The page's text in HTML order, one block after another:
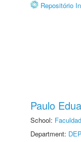
Repositório
Paulo
School:
Department: